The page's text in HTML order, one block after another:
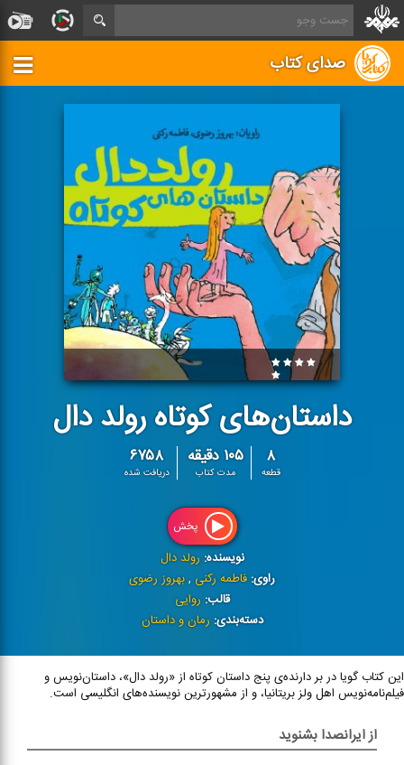
صدای کتاب
داستان‌های کوتاه رولد دال
۸
قطعه
۱۰۵ دقیقه
مدت کتاب
۶۷۵۸
دریافت شده
پخش
نویسنده:رولد دال
راوی: فاطمه رکنی ,بهروز رضوی
قالب: روایی
دسته‌بندی: رمان و داستان
این کتاب گویا در بر دارند‌ه‌ی پنج داستان کوتاه از «رولد دال»، داستان‌نویس و
فیلم‌نامه‌نویس اهل ولز بریتانیا، و از مشهورترین نویسنده‌های انگلیسی است.
از ایرانصدا بشنوید